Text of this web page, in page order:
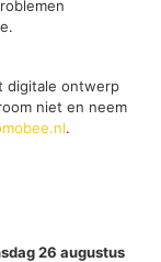
digitale ontwerp
niet en neem
.
26 augustus